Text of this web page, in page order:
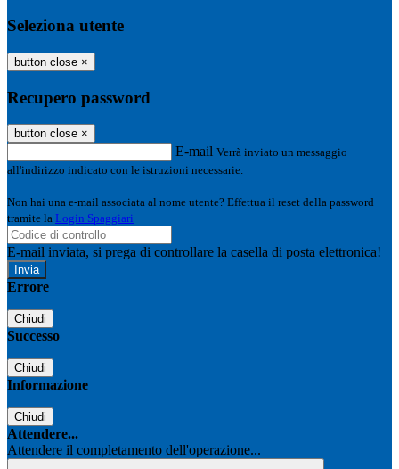
Seleziona utente
button close ×
Recupero password
button close ×
E-mail Verrà inviato un messaggio
all'indirizzo indicato con le istruzioni necessarie.
Non hai una e-mail associata al nome utente? Effettua il reset della password
tramite la Login Spaggiari
E-mail inviata, si prega di controllare la casella di posta elettronica!
Errore
Chiudi
Successo
Chiudi
Informazione
Chiudi
Attendere...
Attendere il completamento dell'operazione...